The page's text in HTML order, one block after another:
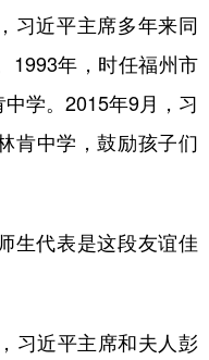
近平主席多年来同
1993年，时任福州市
学。2015年9月，习
肯中学，鼓励孩子们
代表是这段友谊佳
近平主席和夫人彭